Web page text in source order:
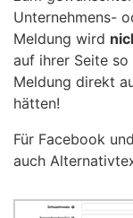
Unternehmens-
Meldung wird
auf ihrer Seite
Meldung direkt
hätten!
Für Facebook
auch